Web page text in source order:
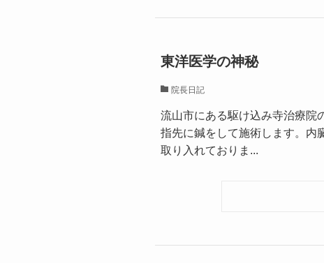
東洋医学の神秘
院長日記
流山市にある駆け込み寺治療院
指先に鍼をして施術します。内
取り入れておりま...